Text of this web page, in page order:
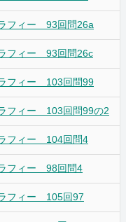
フィー 93回問26a
フィー 93回問26c
フィー 103回問99
フィー 103回問99の2
フィー 104回問4
フィー 98回問4
フィー 105回97